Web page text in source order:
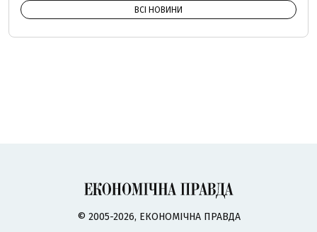
ВСІ НОВИНИ
© 2005-2026, ЕКОНОМІЧНА ПРАВДА